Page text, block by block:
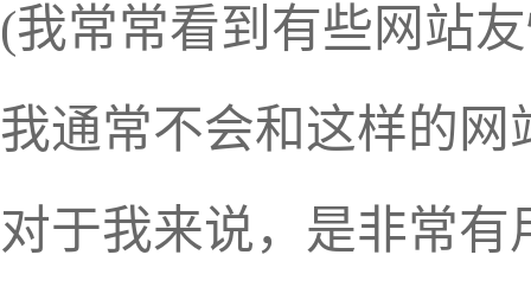
(我常常看到有些网站
我通常不会和这样的
对于我来说，是非常